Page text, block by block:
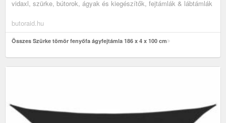
vidaxl, szürke, bútorok, ágyak és kiegészítők, fejtámlák & lábtámlák
butoraid.hu
Összes Szürke tömör fenyőfa ágyfejtámla 186 x 4 x 100 cm